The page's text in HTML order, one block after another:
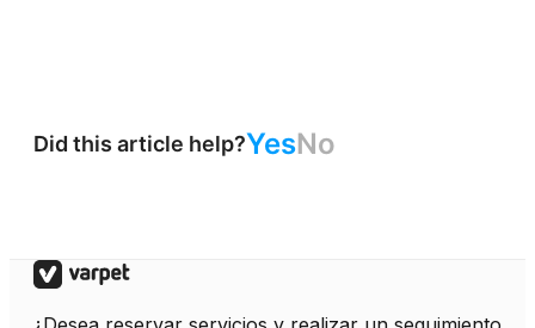
Did this article help?YesNo